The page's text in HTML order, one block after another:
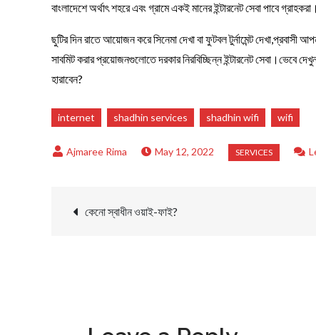
বাংলাদেশে অর্থাৎ শহরে এবং গ্রামে একই মানের ইন্টারনেট সেবা পাবে গ্রাহকরা।
ছুটির দিন রাতে আয়োজন করে সিনেমা দেখা বা ফুটবল টুর্নামেন্ট
সাবমিট করার প্রয়োজনগুলোতে দরকার নিরবিচ্ছিন্ন ইন্টারনেট সেবা।ভেবে
হারাবেন?
internet shadhin services shadhin wifi wifi
May 12, 2022
Post
কেনো স্বাধীন ওয়াই-ফাই?